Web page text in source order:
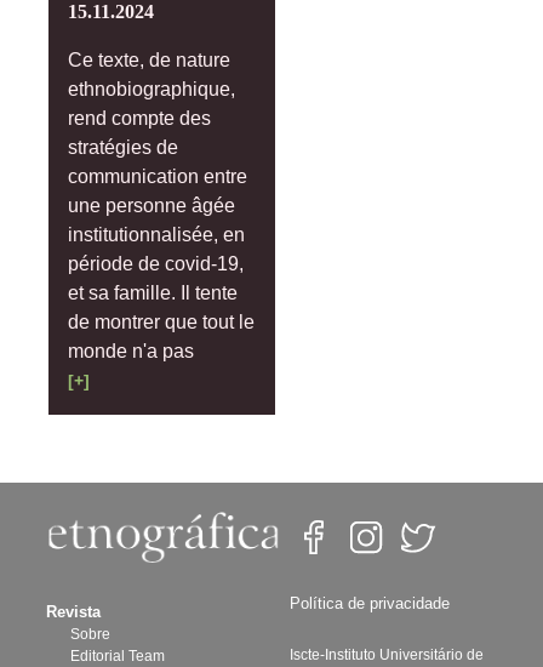
15.11.2024
Ce texte, de nature
ethnobiographique,
rend compte des
stratégies de
communication entre
une personne âgée
institutionnalisée, en
période de covid-19,
et sa famille. Il tente
de montrer que tout le
monde n'a pas
[+]
Revista
Sobre
Editorial Team
Política de privacidade
Iscte-Instituto Universitário de